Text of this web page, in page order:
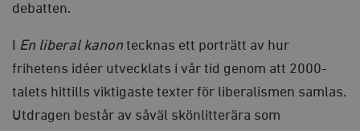
debatten.
En liberal kanon tecknas ett porträtt av hur
frihetens idéer utvecklats i vår tid genom att 2000-
talets hittills viktigaste texter för liberalismen samlas.
Utdragen består av såväl skönlitterära som